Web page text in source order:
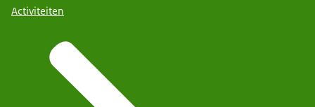
Activiteiten